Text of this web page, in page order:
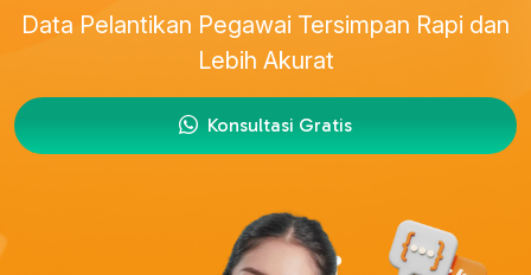
Data Pelantikan Pegawai Tersimpan Rapi dan
Lebih Akurat
Konsultasi Gratis